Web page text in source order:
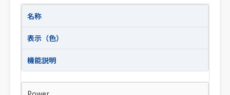
名称
表示（色）
機能説明